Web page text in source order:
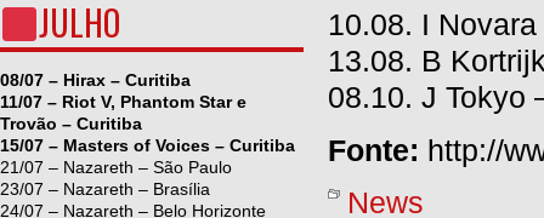
JULHO
08/07 – Hirax – Curitiba
11/07 – Riot V, Phantom Star e
Trovão – Curitiba
15/07 – Masters of Voices – Curitiba
21/07 – Nazareth – São Paulo
23/07 – Nazareth – Brasília
24/07 – Nazareth – Belo Horizonte
10.08. I
13.08. B
08.10. J Tokyo
Fonte: http://
News